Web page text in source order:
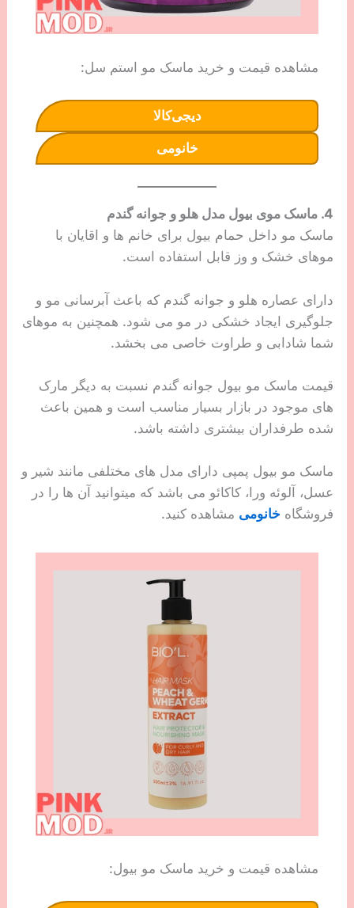
مشاهده قیمت و خرید ماسک مو استم سل:
دیجی‌کالا
خانومی
4. ماسک موی بیول مدل هلو و جوانه گندم
ماسک مو داخل حمام بیول برای خانم ها و اقایان با
موهای خشک و وز قابل استفاده است.
دارای عصاره هلو و جوانه گندم که باعث آبرسانی مو و
جلوگیری ایجاد خشکی در مو می شود. همچنین به موهای
شما شادابی و طراوت خاصی می بخشد.
قیمت ماسک مو بیول جوانه گندم نسبت به دیگر مارک
های موجود در بازار بسیار مناسب است و همین باعث
شده طرفداران بیشتری داشته باشد.
ماسک مو بیول پمپی دارای مدل های مختلفی مانند شیر و
عسل، آلوئه ورا، کاکائو می باشد که میتوانید آن ها را در
فروشگاه خانومی مشاهده کنید.
مشاهده قیمت و خرید ماسک مو بیول: